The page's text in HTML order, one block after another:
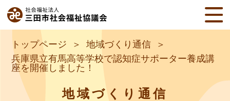
トップページ
地域づくり通信
兵庫県立有馬高等学校で認知症サポーター養成講
座を開催しました！
地域づくり通信